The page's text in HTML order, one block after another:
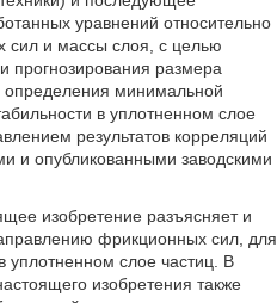
уравнений относительно
сил и массы слоя, с целью
прогнозирования размера
определения минимальной
в уплотненном слое
результатов корреляций
и опубликованными заводскими
изобретение разъясняет и
фрикционных сил, для
уплотненном слое частиц. В
изобретения также